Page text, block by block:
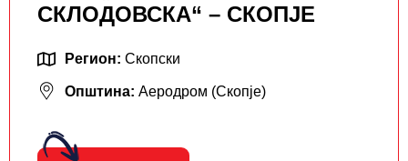
СКЛОДОВСКА“ – СКОПЈЕ
Регион: Скопски
Општина: Аеродром (Скопје)